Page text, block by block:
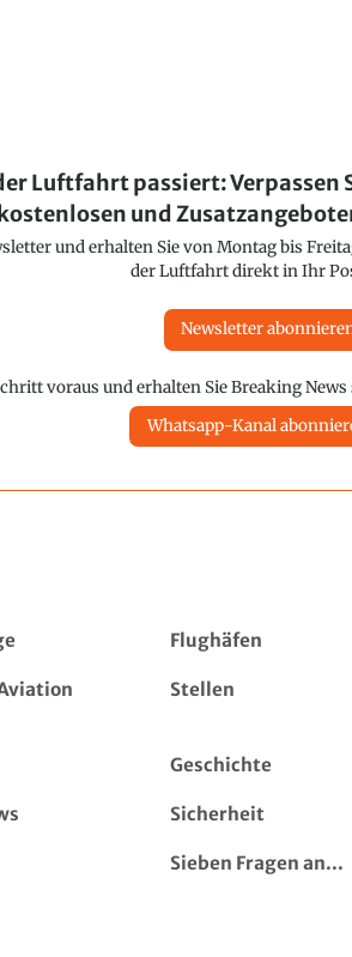
Luftfahrt passiert:
und
und erhalten Sie von Montag bis
der Luftfahrt direkt in Ihr
Newsletter
voraus und erhalten Sie Breaking
Whatsapp-Kanal
Flughäfen
Stellen
Geschichte
Sicherheit
Sieben Fragen an...